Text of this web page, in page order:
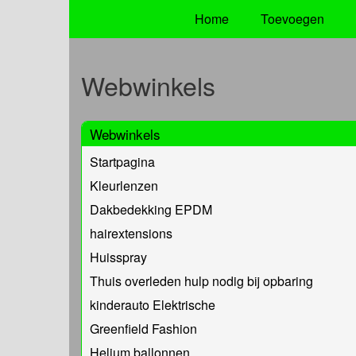
Home Toevoegen
Webwinkels
Webwinkels
Startpagina
Kleurlenzen
Dakbedekking EPDM
hairextensions
Huisspray
Thuis overleden hulp nodig bij opbaring
kinderauto Elektrische
Greenfield Fashion
Helium ballonnen